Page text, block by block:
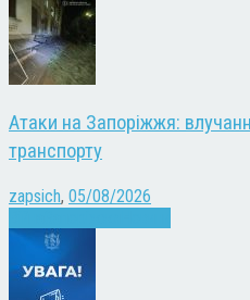
Атаки на Запоріжжя:
транспорту
zapsich, 05/08/2026